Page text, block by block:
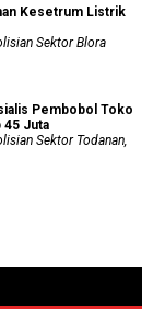
Kesetrum Listrik
Sektor Blora
Pembobol Toko
45 Juta
Sektor Todanan,